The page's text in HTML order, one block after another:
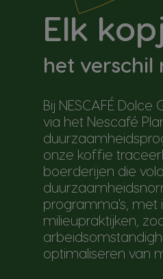
Elk
het verschil
Bij NESCAFÉ
via het Nescafé
onze koffie
boerderijen die
programma's, met
milieupraktijken,
optimaliseren van